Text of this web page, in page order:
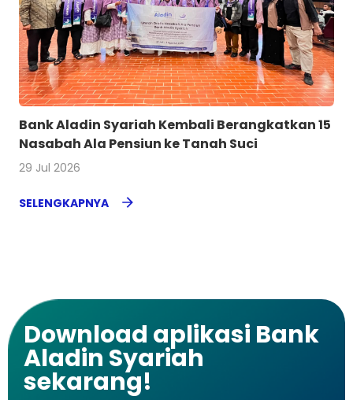
Bank Aladin Syariah Kembali Berangkatkan 15
Nasabah Ala Pensiun ke Tanah Suci
29 Jul 2026
SELENGKAPNYA
Download aplikasi Bank
Aladin Syariah
sekarang!